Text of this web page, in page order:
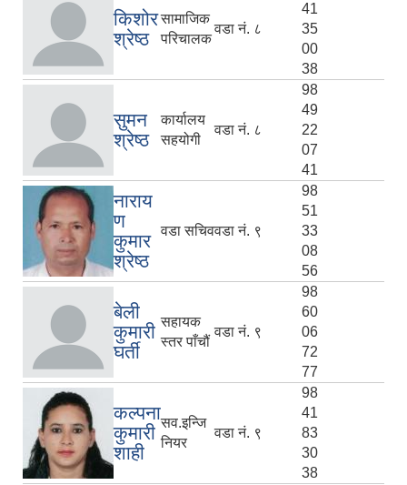
किशोर
श्रेष्ठ
सामाजिक
परिचालक
वडा नं. ८
41
35
00
38
सुमन
श्रेष्ठ
कार्यालय
सहयोगी
वडा नं. ८
98
49
22
07
41
नाराय
ण
कुमार
श्रेष्ठ
वडा सचिववडा नं. ९
98
51
33
08
56
बेली
कुमारी
घर्ती
सहायक
स्तर पाँचौं
वडा नं. ९
98
60
06
72
77
कल्पना
कुमारी
शाही
सव.इन्जि
नियर
वडा नं. ९
98
41
83
30
38